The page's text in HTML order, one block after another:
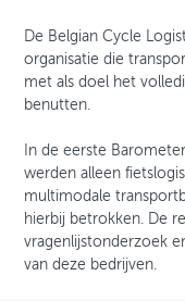
De Belgian Cycle
organisatie die
met als doel het
benutten.
In de eerste
werden alleen
multimodale
hierbij betrokken. De
vragenlijstonderzoek
van deze bedrijven.